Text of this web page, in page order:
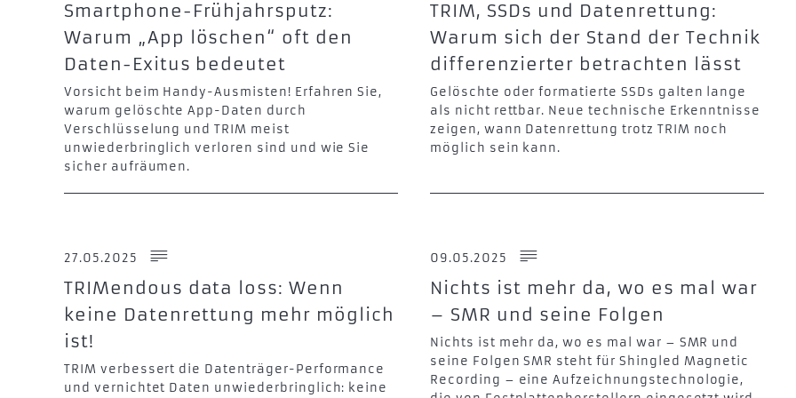
Smartphone-Frühjahrsputz:
Warum „App löschen“ oft den
Daten-Exitus bedeutet
Vorsicht beim Handy-Ausmisten! Erfahren Sie,
warum gelöschte App-Daten durch
Verschlüsselung und TRIM meist
unwiederbringlich verloren sind und wie Sie
sicher aufräumen.
TRIM, SSDs und Datenrettung:
Warum sich der Stand der Technik
differenzierter betrachten lässt
Gelöschte oder formatierte SSDs galten lange
als nicht rettbar. Neue technische Erkenntnisse
zeigen, wann Datenrettung trotz TRIM noch
möglich sein kann.
27.05.2025
TRIMendous data loss: Wenn
keine Datenrettung mehr möglich
ist!
TRIM verbessert die Datenträger-Performance
und vernichtet Daten unwiederbringlich: keine
09.05.2025
Nichts ist mehr da, wo es mal war
– SMR und seine Folgen
Nichts ist mehr da, wo es mal war – SMR und
seine Folgen SMR steht für Shingled Magnetic
Recording – eine Aufzeichnungstechnologie,